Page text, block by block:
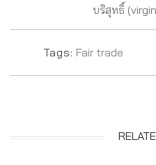
บริสุทธิ์
Tags: Fair trade